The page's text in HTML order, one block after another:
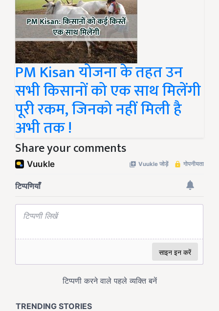
PM Kisan योजना के तहत उन
सभी किसानों को एक साथ मिलेंगी
पूरी रकम, जिनको नहीं मिली है
अभी तक !
Share your comments